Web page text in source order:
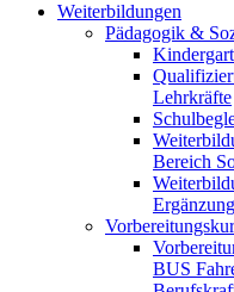
Weiterbildungen
Pädagogik &
Lehrkräfte
Bereich
BUS